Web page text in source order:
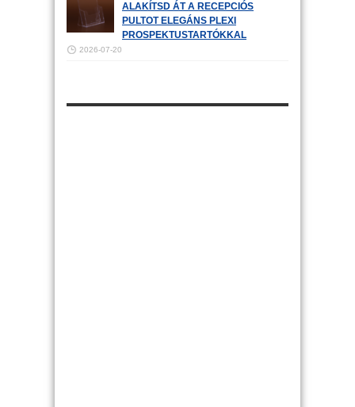
ALAKÍTSD ÁT A RECEPCIÓS
PULTOT ELEGÁNS PLEXI
PROSPEKTUSTARTÓKKAL
2026-07-20